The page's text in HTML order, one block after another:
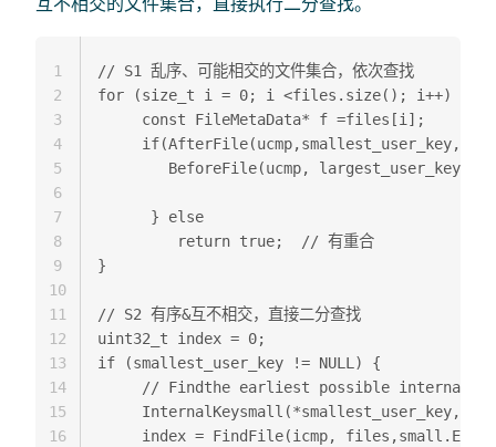
// S1 乱序、可能相交的文件集合，依次查找
for (size_t i = 0; i <files.size(); i++) {
     const FileMetaData* f =files[i];
if(AfterFile(ucmp,smallest_user_key, f)
BeforeFile(ucmp, largest_user_key,
      } else
         return true;  // 有重合
}
// S2 有序&互不相交，直接二分查找
uint32_t index = 0;
if (smallest_user_key != NULL) {
// Findthe earliest possible internal
InternalKeysmall(*smallest_user_key,
index = FindFile(icmp,
1
2
3
4
5
6
7
8
9
10
11
12
13
14
15
16